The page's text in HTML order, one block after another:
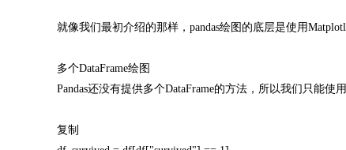
就像我们最初介绍的那样，pandas绘图的底层是使用
多个DataFrame绘图
Pandas还没有提供多个DataFrame的方法，所以我们只能使
复制